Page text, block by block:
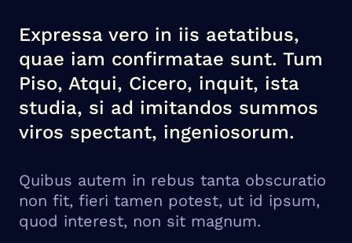
Expressa vero in iis aetatibus,
quae iam confirmatae sunt. Tum
Piso, Atqui, Cicero, inquit, ista
studia, si ad imitandos summos
viros spectant, ingeniosorum.
Quibus autem in rebus tanta obscuratio
non fit, fieri tamen potest, ut id ipsum,
quod interest, non sit magnum.